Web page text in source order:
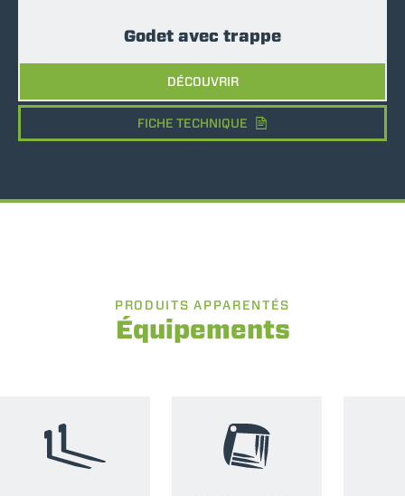
Godet avec trappe
DÉCOUVRIR
FICHE TECHNIQUE
PRODUITS APPARENTÉS
Équipements